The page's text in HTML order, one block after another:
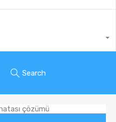
Search